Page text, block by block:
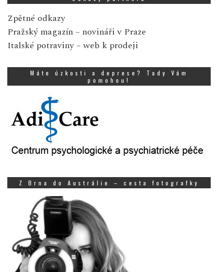
Zpětné odkazy
Pražský magazín – novináři v Praze
Italské potraviny – web k prodeji
Máte úzkosti a deprese? Tady Vám
pomohou!
Z Brna do Austrálie – cesta fotografky